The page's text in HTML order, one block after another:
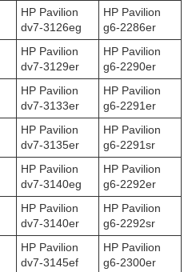
HP Pavilion
dv7-3126eg
HP Pavilion
g6-2286er
HP Pavilion
dv7-3129er
HP Pavilion
g6-2290er
HP Pavilion
dv7-3133er
HP Pavilion
g6-2291er
HP Pavilion
dv7-3135er
HP Pavilion
g6-2291sr
HP Pavilion
dv7-3140eg
HP Pavilion
g6-2292er
HP Pavilion
dv7-3140er
HP Pavilion
g6-2292sr
HP Pavilion
dv7-3145ef
HP Pavilion
g6-2300er